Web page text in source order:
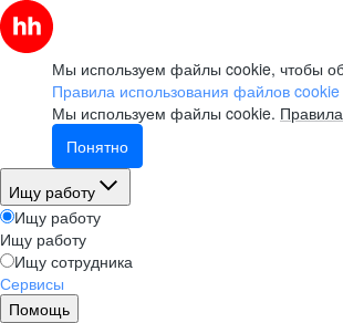
Мы используем файлы cookie, чтобы
Правила использования файлов cookie
Мы используем файлы cookie.
Понятно
Ищу работу
Ищу работу
Ищу работу
Ищу сотрудника
Сервисы
Помощь